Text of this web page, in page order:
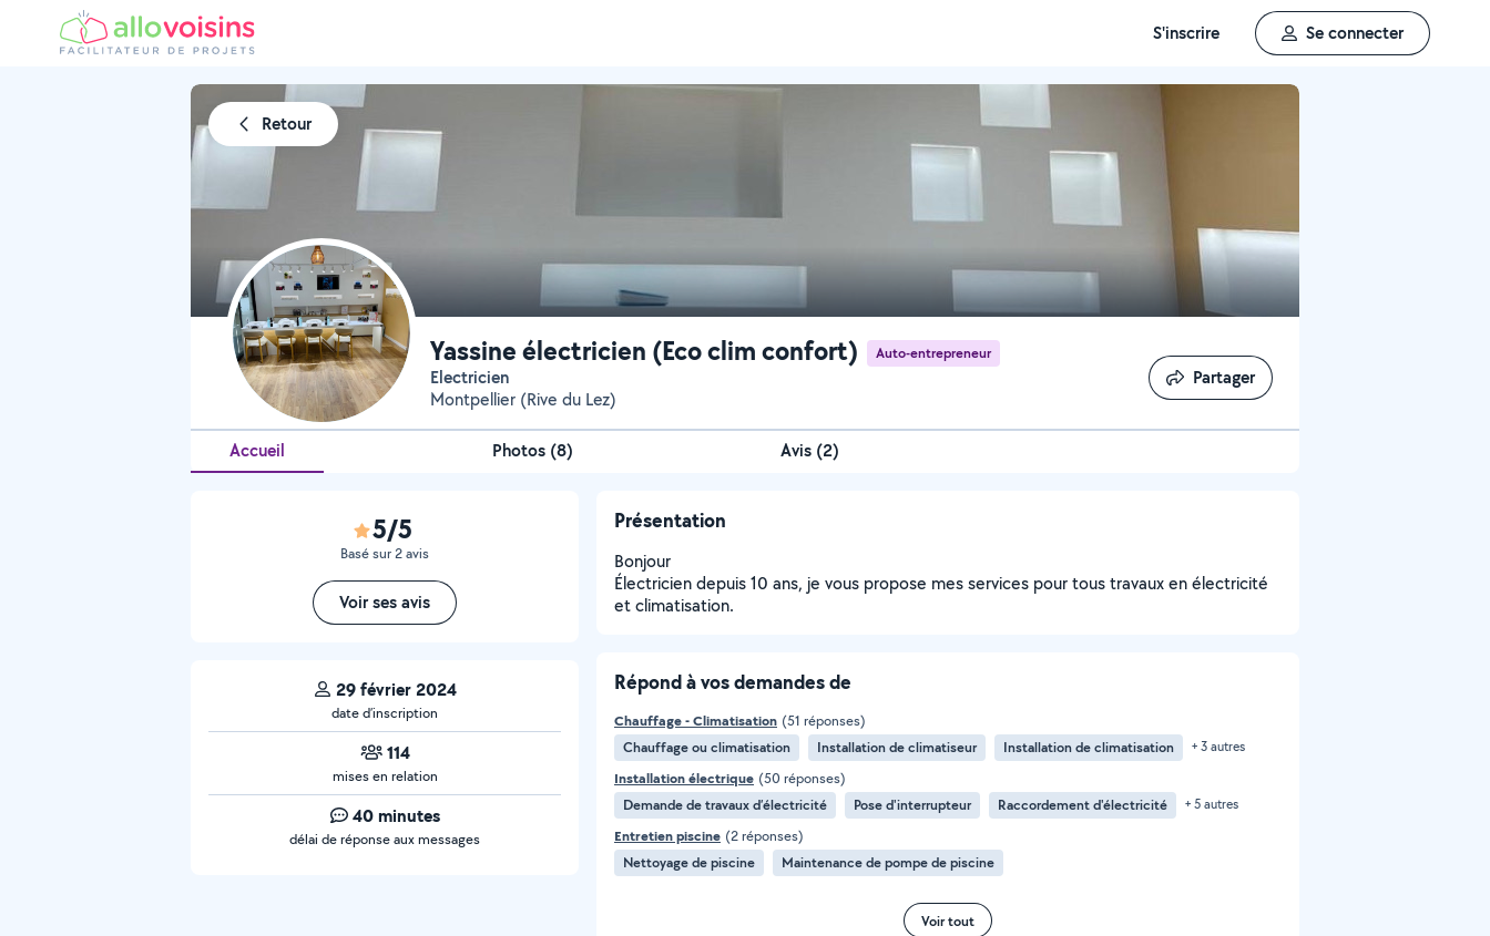
S'inscrire Se connecter
Retour
Yassine électricien (Eco clim confort) Auto-entrepreneur
Electricien
Montpellier (Rive du Lez)
Partager
Partager
Accueil Photos (8) Avis (2)
5/5
Basé sur 2 avis
Voir ses avis
29 février 2024
date d’inscription
114
mises en relation
40 minutes
délai de réponse aux messages
Présentation
Bonjour
Électricien depuis 10 ans, je vous propose mes services pour tous travaux en électricité
et climatisation.
Répond à vos demandes de
Chauffage - Climatisation (51 réponses)
Chauffage ou climatisation
Installation de climatiseur Installation de climatisation + 3 autres
Installation électrique (50 réponses)
Demande de travaux d’électricité
Pose d'interrupteur Raccordement d'électricité + 5 autres
Entretien piscine (2 réponses)
Nettoyage de piscine
Maintenance de pompe de piscine
Voir tout